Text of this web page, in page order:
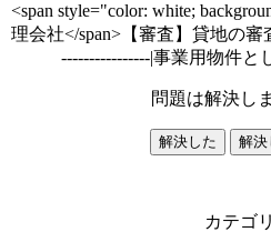
<span style="color: white;
理会社</span>【審査】貸地の
----------------|事業用物件と
問題は解決し
解決した 解決
カテゴ